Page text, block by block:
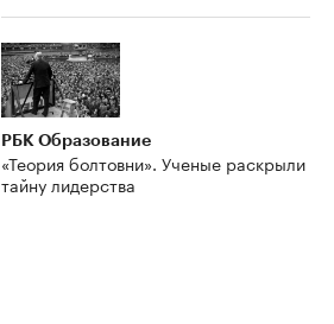
РБК Образование
«Теория болтовни». Ученые раскрыли
тайну лидерства